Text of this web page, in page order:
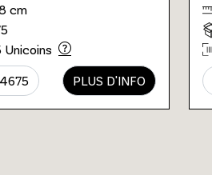
cm
Unicoins
PLUS D'INFO